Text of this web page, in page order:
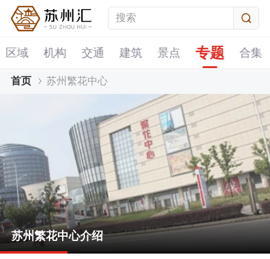
区域 机构 交通 建筑 景点 专题 合集
首页 苏州繁花中心
屈臣式
苏州繁花中心介绍
苏州繁花中心停车指南
苏州繁花中心电影院信息一览
屈臣式
苏州繁花中心介绍